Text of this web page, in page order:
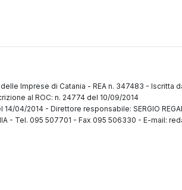
Imprese di Catania - REA n. 347483 - Iscritta
al ROC: n. 24774 del 10/09/2014
14/04/2014 - Direttore responsabile: SERGIO
- Tel. 095 507701 - Fax 095 506330 - E-mail: